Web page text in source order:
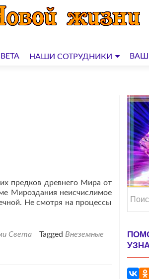
НАШИ СОТРУДНИКИ
предков древнего Мира от
Мироздания неисчислимое
Не смотря на процессы
Света Tagged Внеземные